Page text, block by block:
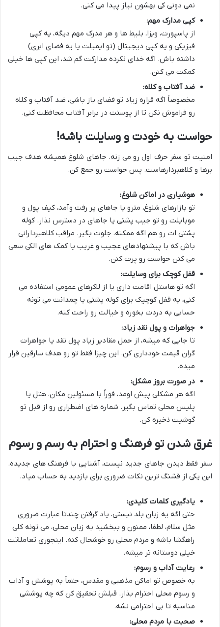
نمی دونی کی بهشون نیاز پیدا می کنی.
کپی مدارک مهم:
از پاسپورت، ویزا، بلیط ها و هر مدرک مهم دیگه، یه کپی
فیزیکی و یه کپی دیجیتال (تو ایمیلت یا یه فضای ابری)
داشته باش. اگه خدای نکرده مدارکت گم شد، این کپی ها خیلی
کمکت می کنن.
ضد آفتاب و کلاه:
مخصوصاً اگه قراره زیاد تو فضای باز باشی، ضد آفتاب و کلاه
رو فراموش نکن تا از پوستت در برابر آفتاب محافظت کنی.
حواست به خودت و وسایلت باشه!
امنیت تو سفر حرف اول رو می زنه. جاهای شلوغ همیشه هدف جیب
برها و کلاهبردارهاست. پس حواست رو جمع کن.
هوشیاری در اماکن شلوغ:
تو بازارهای شلوغ، مترو یا جاهای پر رفت وآمد، کیف پول و
موبایلت رو تو جیب پشتی یا جاهای در دسترس نذار. کوله
پشتی ات رو هم اگه ممکنه، جلوت بگیر. مراقب کلاهبردارانی
باش که با پیشنهادهای عجیب و غریب یا کمک های الکی سعی
می کنن حواست رو پرت کنن.
قفل کوچک برای وسایلت:
اگه تو هاستل اقامت داری یا از لاکرهای عمومی استفاده می
کنی، یه قفل کوچیک برای کوله پشتی یا چمدانت می تونه
حسابی به دردت بخوره و خیالت رو راحت کنه.
جواهرات و پول نقد زیاد:
تا جایی که میشه، از حمل مقادیر زیاد پول نقد یا جواهرات
گران قیمت خودداری کن. این چیزا فقط تو رو هدف سارقین قرار
میده.
در صورت بروز مشکل:
اگه هر مشکلی پیش اومد، فوراً با مسئولین مکان، هتل یا
پلیس محلی تماس بگیر. شماره های اضطراری رو از قبل تو
گوشیت ذخیره کن.
غرق شدن تو فرهنگ و احترام به رسم و رسوم
سفر فقط دیدن جاهای جدید نیست، آشنایی با فرهنگ های جدیده.
این یکی از قشنگ ترین نکات ضروری برای بازدید به حساب میاد.
یادگیری کلمات کلیدی:
حتی اگه یه زبان بلد نیستی، یاد گرفتن چندتا عبارت ضروری
مثل سلام، لطفا، ممنون و ببخشید به زبان محلی، می تونه کلی
راهگشا باشه و مردم محلی رو خوشحال کنه. اینجوری تعاملاتت
خیلی دوستانه تر میشه.
رعایت آداب و رسوم:
به خصوص تو اماکن مذهبی و مقدس، حتماً به پوشش و آداب
و رسوم محلی احترام بذار. قبلش تحقیق کن که چه پوششی
مناسبه تا بی احترامی نشه.
صحبت با مردم محلی: